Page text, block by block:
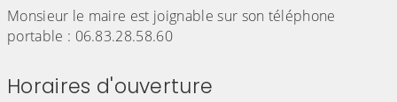
Monsieur le maire est joignable sur son téléphone
portable : 06.83.28.58.60
Horaires d'ouverture